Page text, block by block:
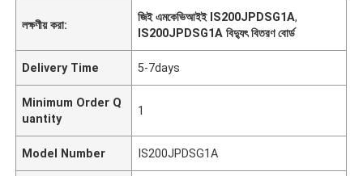
লক্ষণীয় করা:
জিই এমকেভিআইই IS200JPDSG1A,
IS200JPDSG1A বিদ্যুৎ বিতরণ বোর্ড
Delivery Time 5-7days
Minimum Order Q
uantity
1
Model Number IS200JPDSG1A